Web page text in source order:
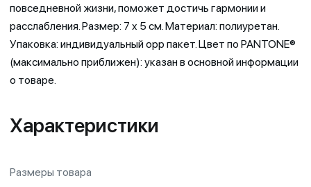
повседневной жизни, поможет достичь гармонии и
расслабления. Размер: 7 x 5 см. Материал: полиуретан.
Упаковка: индивидуальный opp пакет. Цвет по PANTONE®
(максимально приближен): указан в основной информации
о товаре.
Характеристики
Размеры товара